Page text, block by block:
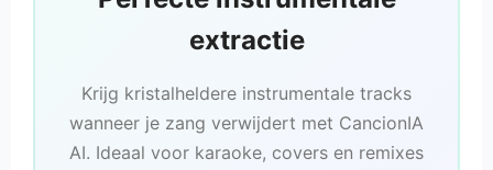
extractie
Krijg kristalheldere instrumentale tracks
wanneer je zang verwijdert met CancionIA
AI. Ideaal voor karaoke, covers en remixes